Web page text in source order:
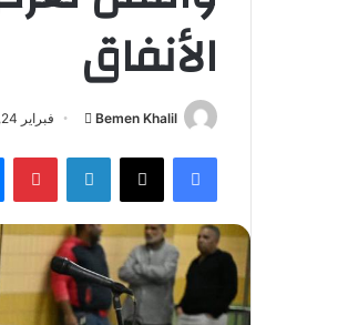
الأنفاق
Bemen Khalil
أرسل
إلكترونيا
فبراير 24, 2026
فيسبوك ‫X لينكدإن